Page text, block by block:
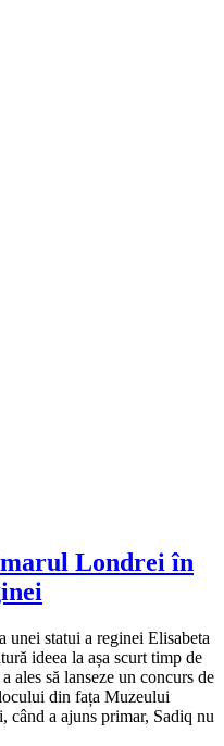
Londrei în
unei statui a reginei Elisabeta
ideea la așa scurt timp de
ales să lanseze un concurs de
din fața Muzeului
a ajuns primar, Sadiq nu